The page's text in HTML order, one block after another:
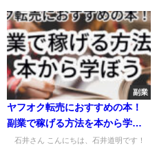
副業
ヤフオク転売におすすめの本！
副業で稼げる方法を本から学ぼ
う
石井さん こんにちは、石井道明です！